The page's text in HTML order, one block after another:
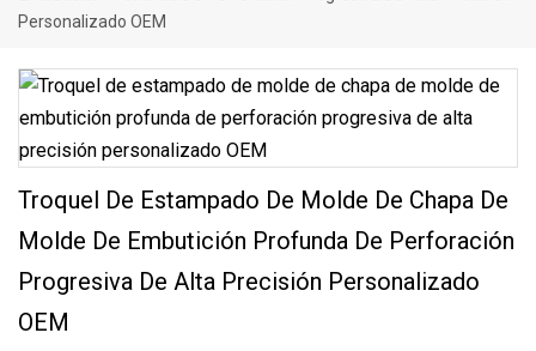
Personalizado OEM
Troquel De Estampado De Molde De Chapa De
Molde De Embutición Profunda De Perforación
Progresiva De Alta Precisión Personalizado
OEM